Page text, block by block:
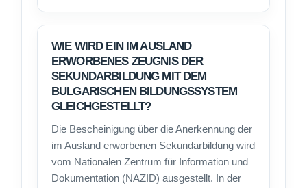
WIE WIRD EIN IM AUSLAND
ERWORBENES ZEUGNIS DER
SEKUNDARBILDUNG MIT DEM
BULGARISCHEN BILDUNGSSYSTEM
GLEICHGESTELLT?
Die Bescheinigung über die Anerkennung der
im Ausland erworbenen Sekundarbildung wird
vom Nationalen Zentrum für Information und
Dokumentation (NAZID) ausgestellt. In der